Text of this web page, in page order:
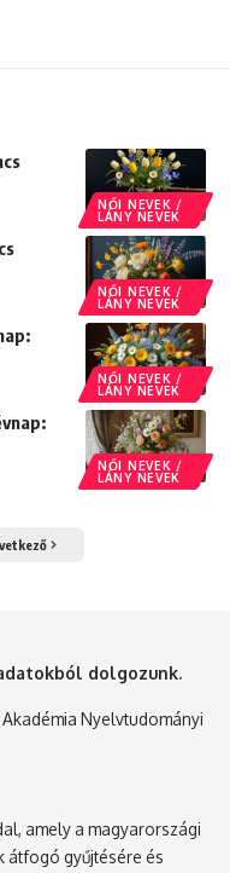
NŐI NEVEK /
LÁNY NEVEK
NŐI NEVEK /
LÁNY NEVEK
NŐI NEVEK /
LÁNY NEVEK
NŐI NEVEK /
LÁNY NEVEK
dolgozunk.
Nyelvtudományi
amely a magyarországi
gyűjtésére és